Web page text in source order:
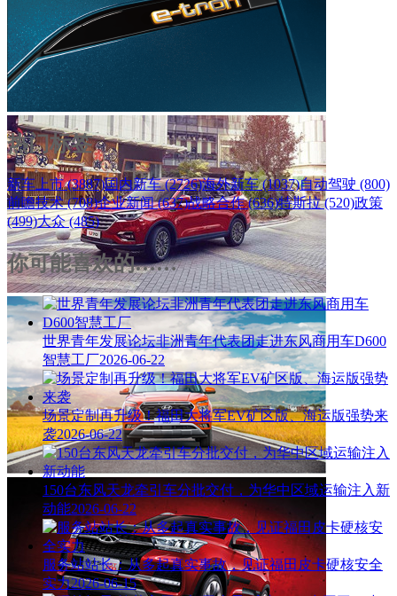
热门标签
新车上市 (3887)国内新车 (2726)海外新车 (1037)自动驾驶 (800)
前瞻技术 (708)企业新闻 (637)战略合作 (636)特斯拉 (520)政策
(499)大众 (485)
你可能喜欢的……
世界青年发展论坛非洲青年代表团走进东风商用车D600
智慧工厂2026-06-22
场景定制再升级！福田大将军EV矿区版、海运版强势来
袭2026-06-22
150台东风天龙牵引车分批交付，为华中区域运输注入新
动能2026-06-22
服务站站长：从多起真实事故，见证福田皮卡硬核安全
实力2026-06-15